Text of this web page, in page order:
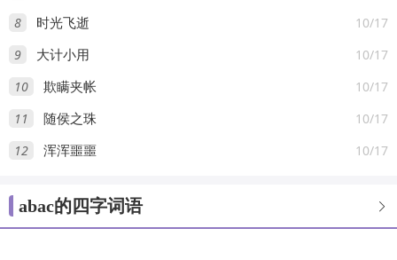
8 10/17
时光飞逝
9 10/17
大计小用
10 10/17
欺瞒夹帐
11 10/17
随侯之珠
12 10/17
浑浑噩噩

abac的四字词语